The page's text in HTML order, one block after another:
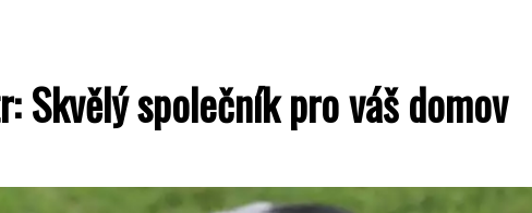
Skvělý společník pro váš domov